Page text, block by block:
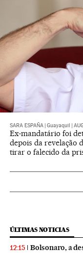
SARA ESPAÑA Guayaquil
Ex-mandatário foi
depois da revelação
tirar o falecido da
ÚLTIMAS NOTICIAS
12:15 Bolsonaro, a